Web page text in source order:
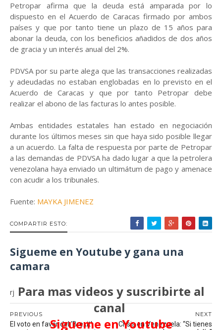
Petropar afirma que la deuda está amparada por lo
dispuesto en el Acuerdo de Caracas firmado por ambos
países y que por tanto tiene un plazo de 15 años para
abonar la deuda, con los beneficios añadidos de dos años
de gracia y un interés anual del 2%.
PDVSA por su parte alega que las transacciones realizadas
y adeudadas no estaban englobadas en lo previsto en el
Acuerdo de Caracas y que por tanto Petropar debe
realizar el abono de las facturas lo antes posible.
Ambas entidades estatales han estado en negociación
durante los últimos meses sin que haya sido posible llegar
a un acuerdo. La falta de respuesta por parte de Petropar
a las demandas de PDVSA ha dado lugar a que la petrolera
venezolana haya enviado un ultimátum de pago y amenace
con acudir a los tribunales.
Fuente: MAYKA JIMENEZ
COMPARTIR ESTO:
Sigueme en Youtube y gana una
camara
Para mas videos y suscribirte al
canal
Sigueme en Youtube
rj
NEXT
Crisis en Venezuela: “Si tienes
PREVIOUS
El voto en favor del 'Brexit'